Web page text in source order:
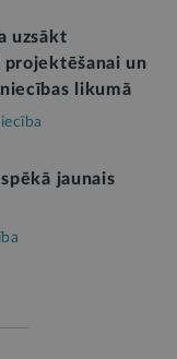
uzsākt
projektēšanai un
likumā
jaunais